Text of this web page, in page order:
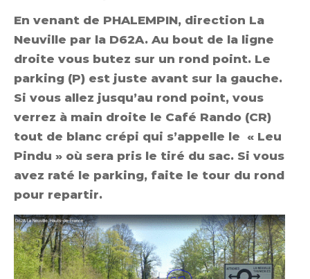
En venant de PHALEMPIN, direction La
Neuville par la D62A. Au bout de la ligne
droite vous butez sur un rond point. Le
parking (P) est juste avant sur la gauche.
Si vous allez jusqu’au rond point, vous
verrez à main droite le Café Rando (CR)
tout de blanc crépi qui s’appelle le « Leu
Pindu » où sera pris le tiré du sac. Si vous
avez raté le parking, faite le tour du rond
pour repartir.